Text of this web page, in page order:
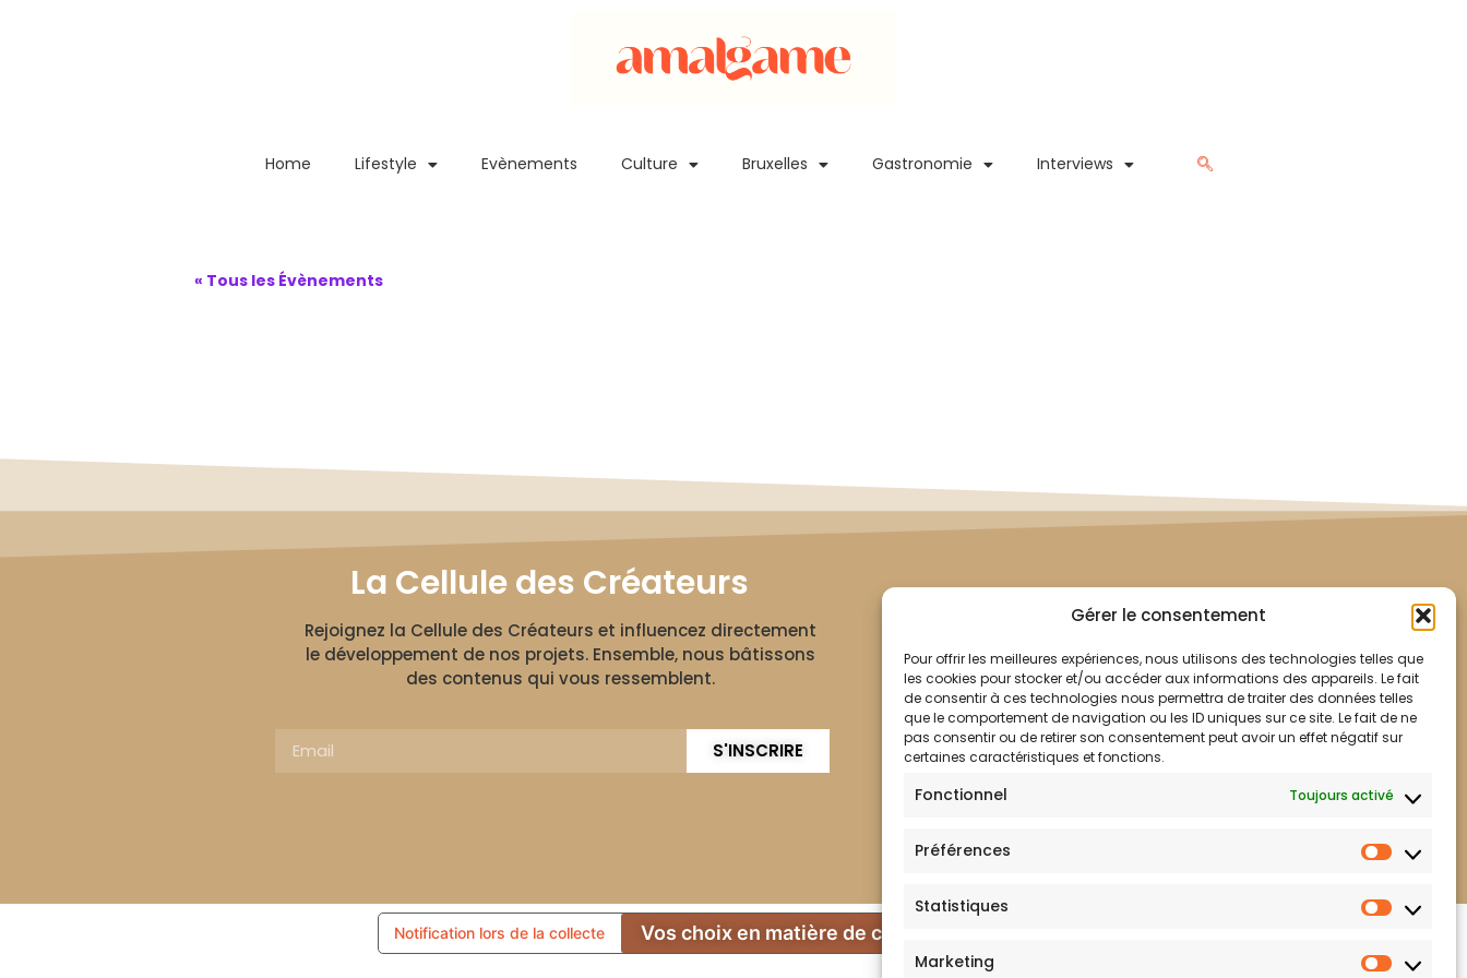
Gérer le consentement
Pour offrir les meilleures expériences, nous utilisons des technologies telles que
les cookies pour stocker et/ou accéder aux informations des appareils. Le fait
de consentir à ces technologies nous permettra de traiter des données telles
que le comportement de navigation ou les ID uniques sur ce site. Le fait de ne
pas consentir ou de retirer son consentement peut avoir un effet négatif sur
certaines caractéristiques et fonctions.
Fonctionnel Toujours activé
Préférences
Statistiques
Marketing
Home Lifestyle Evènements Culture Bruxelles Gastronomie Interviews
« Tous les Évènements
La Cellule des Créateurs
Rejoignez la Cellule des Créateurs et influencez directement
le développement de nos projets. Ensemble, nous bâtissons
des contenus qui vous ressemblent.
S'INSCRIRE
Notification lors de la collecte Vos choix en matière de confidentialité